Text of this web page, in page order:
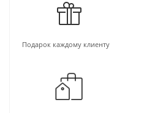
Подарок каждому клиенту